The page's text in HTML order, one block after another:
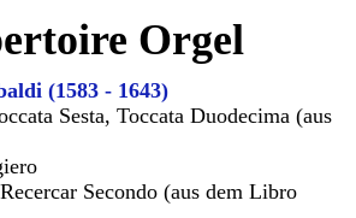
Orgel
(1583 - 1643)
Sesta, Toccata Duodecima (aus
Secondo (aus dem Libro